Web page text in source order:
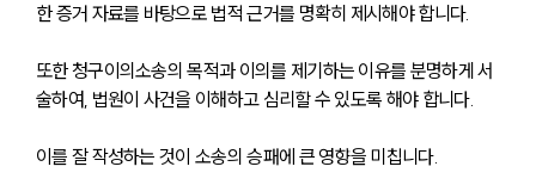
한 증거 자료를 바탕으로 법적 근거를 명확히 제시해야 합니다.
또한 청구이의소송의 목적과 이의를 제기하는 이유를 분명하게 서
술하여, 법원이 사건을 이해하고 심리할 수 있도록 해야 합니다.
이를 잘 작성하는 것이 소송의 승패에 큰 영향을 미칩니다.